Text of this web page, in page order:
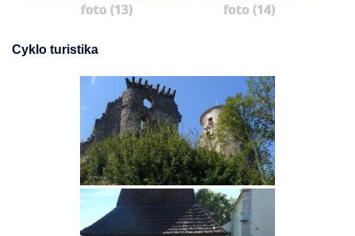
foto (13) foto (14)
Cyklo turistika